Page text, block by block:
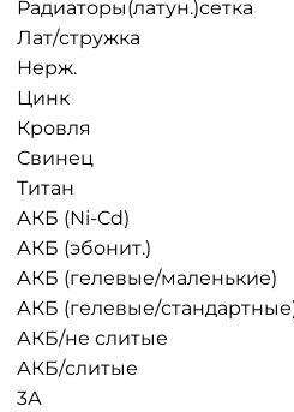
Радиаторы(латун.)сетка
Лат/стружка
Нерж.
Цинк
Кровля
Свинец
Титан
АКБ (Ni-Cd)
АКБ (эбонит.)
АКБ (гелевые/маленькие)
АКБ (гелевые/
АКБ/не слитые
АКБ/слитые
3А